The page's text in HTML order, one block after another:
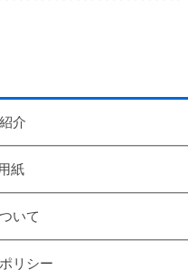
介
紙
いて
リシー